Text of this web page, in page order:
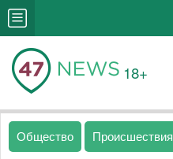
18+
Общество Происшествия